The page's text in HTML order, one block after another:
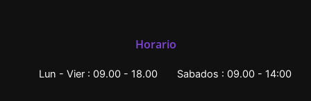
Horario
Lun - Vier : 09.00 - 18.00 Sabados : 09.00 - 14:00